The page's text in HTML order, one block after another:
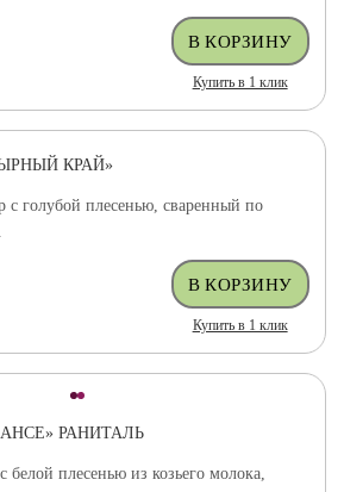
Купить в 1 клик
КРАЙ»
плесенью, сваренный по
Купить в 1 клик
РАНИТАЛЬ
плесенью из козьего молока,